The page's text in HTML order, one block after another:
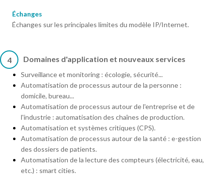
Échanges
Échanges sur les principales limites du modèle IP/Internet.
4 Domaines d'application et nouveaux services
Surveillance et monitoring : écologie, sécurité...
Automatisation de processus autour de la personne :
domicile, bureau...
Automatisation de processus autour de l'entreprise et de
l'industrie : automatisation des chaînes de production.
Automatisation et systèmes critiques (CPS).
Automatisation de processus autour de la santé : e-gestion
des dossiers de patients.
Automatisation de la lecture des compteurs (électricité, eau,
etc.) : smart cities.